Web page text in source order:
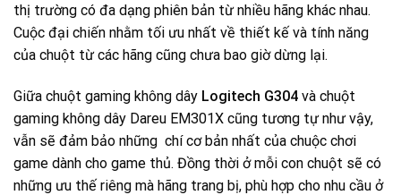
thị trường có đa dạng phiên bản từ nhiều hãng khác nhau.
Cuộc đại chiến nhằm tối ưu nhất về thiết kế và tính năng
của chuột từ các hãng cũng chưa bao giờ dừng lại.
Giữa chuột gaming không dây Logitech G304 và chuột
gaming không dây Dareu EM301X cũng tương tự như vậy,
vẫn sẽ đảm bảo những chí cơ bản nhất của chuộc chơi
game dành cho game thủ. Đồng thời ở mỗi con chuột sẽ có
những ưu thế riêng mà hãng trang bị, phù hợp cho nhu cầu ở